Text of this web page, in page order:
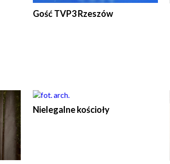
Gość TVP3 Rzeszów
Nielegalne kościoły